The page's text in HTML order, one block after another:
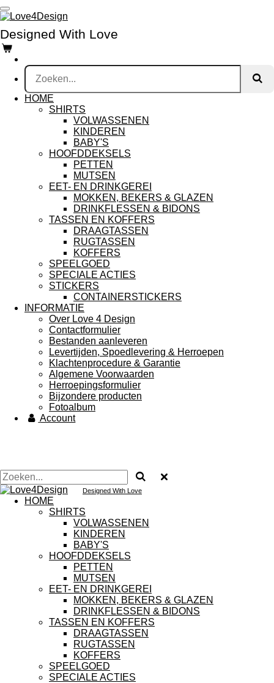
Ga
direct
naar
de
hoofdinhoud
Designed With Love
HOME
SHIRTS
VOLWASSENEN
KINDEREN
BABY'S
HOOFDDEKSELS
PETTEN
MUTSEN
EET- EN DRINKGEREI
MOKKEN, BEKERS & GLAZEN
DRINKFLESSEN & BIDONS
TASSEN EN KOFFERS
DRAAGTASSEN
RUGTASSEN
KOFFERS
SPEELGOED
SPECIALE ACTIES
STICKERS
CONTAINERSTICKERS
INFORMATIE
Over Love 4 Design
Contactformulier
Bestanden aanleveren
Levertijden, Spoedlevering & Herroepen
Klachtenprocedure & Garantie
Algemene Voorwaarden
Herroepingsformulier
Bijzondere producten
Fotoalbum
Account
Designed With Love
HOME
SHIRTS
VOLWASSENEN
KINDEREN
BABY'S
HOOFDDEKSELS
PETTEN
MUTSEN
EET- EN DRINKGEREI
MOKKEN, BEKERS & GLAZEN
DRINKFLESSEN & BIDONS
TASSEN EN KOFFERS
DRAAGTASSEN
RUGTASSEN
KOFFERS
SPEELGOED
SPECIALE ACTIES